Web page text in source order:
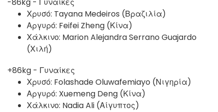
-86kg - Γυναίκες
Χρυσό: Tayana Medeiros (Βραζιλία)
Αργυρό: Feifei Zheng (Κίνα)
Χάλκινο: Marion Alejandra Serrano Guajardo
(Χιλή)
+86kg - Γυναίκες
Χρυσό: Folashade Oluwafemiayo (Νιγηρία)
Αργυρό: Xuemeng Deng (Κίνα)
Χάλκινο: Nadia Ali (Αίγυπτος)